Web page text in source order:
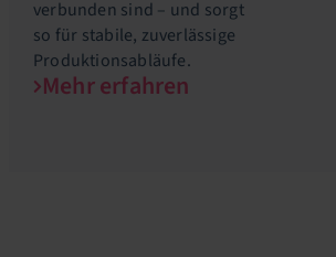
verbunden sind – und sorgt
so für stabile, zuverlässige
Produktionsabläufe.
Mehr erfahren